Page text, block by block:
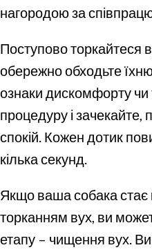
нагородою за
Поступово торкайтеся
обережно обходьте
ознаки дискомфорту чи
процедуру і зачекайте,
спокій. Кожен дотик
кілька секунд.
Якщо ваша собака
торканням вух, ви
етапу – чищення вух.